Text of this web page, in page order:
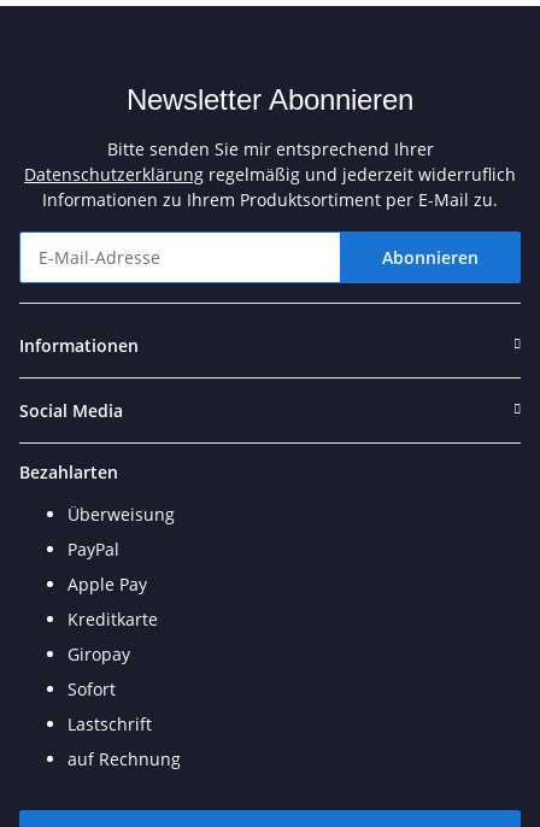
Newsletter Abonnieren
Bitte senden Sie mir entsprechend Ihrer
Datenschutzerklärung regelmäßig und jederzeit widerruflich
Informationen zu Ihrem Produktsortiment per E-Mail zu.
Abonnieren
Informationen
Social Media
Bezahlarten
Überweisung
PayPal
Apple Pay
Kreditkarte
Giropay
Sofort
Lastschrift
auf Rechnung